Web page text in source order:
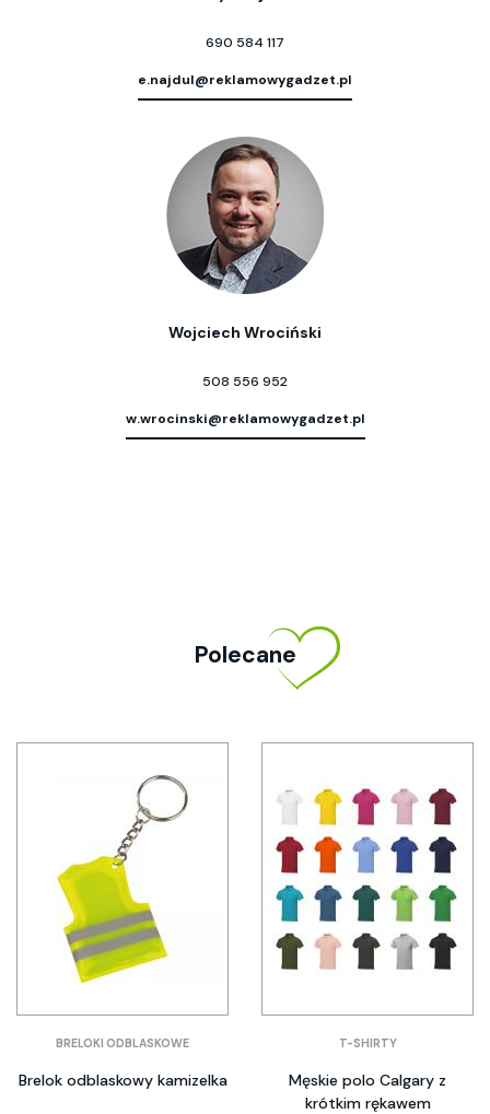
690 584 117
e.najdul@reklamowygadzet.pl
Wojciech Wrociński
508 556 952
w.wrocinski@reklamowygadzet.pl
Polecane
BRELOKI ODBLASKOWE
Brelok odblaskowy kamizelka
T-SHIRTY
Męskie polo Calgary z
krótkim rękawem